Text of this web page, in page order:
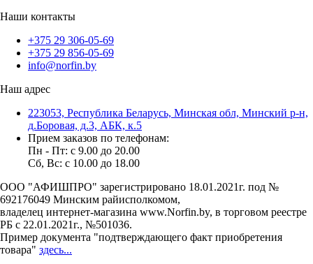
Наши контакты
+375 29 306-05-69
+375 29 856-05-69
info@norfin.by
Наш адрес
223053, Республика Беларусь, Минская обл, Минский р-н,
д.Боровая, д.3, АБК, к.5
Прием заказов по телефонам:
Пн - Пт: c 9.00 до 20.00
Сб, Вс: c 10.00 до 18.00
ООО "АФИШПРО" зарегистрировано 18.01.2021г. под №
692176049 Минским райисполкомом,
владелец интернет-магазина www.Norfin.by, в торговом реестре
РБ с 22.01.2021г., №501036.
Пример документа "подтверждающего факт приобретения
товара" здесь...